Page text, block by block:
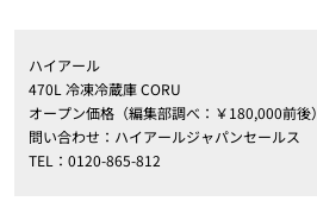
ハイアール
470L 冷凍冷蔵庫 CORU
オープン価格（編集部調べ：￥180,000前後）
問い合わせ：ハイアールジャパンセールス
TEL：0120-865-812